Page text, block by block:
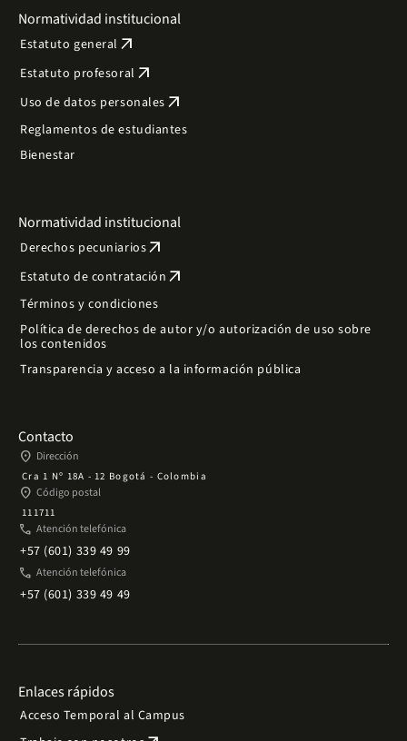
Normatividad institucional
Estatuto general arrow_outward
Estatuto profesoral arrow_outward
Uso de datos personales arrow_outward
Reglamentos de estudiantes
Bienestar
Normatividad institucional
Derechos pecuniariosarrow_outward
Estatuto de contratación arrow_outward
Términos y condiciones
Política de derechos de autor y/o autorización de uso sobre
los contenidos
Transparencia y acceso a la información pública
Contacto
place Dirección
Cra 1 Nº 18A - 12 Bogotá - Colombia
place Código postal
111711
phone Atención telefónica
+57 (601) 339 49 99
phone Atención telefónica
+57 (601) 339 49 49
Enlaces rápidos
Acceso Temporal al Campus